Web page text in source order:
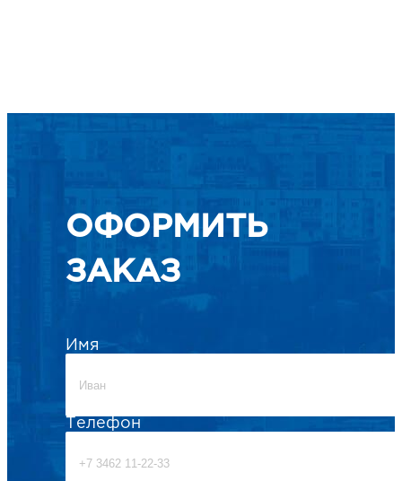
ОФОРМИТЬ
ЗАКАЗ
Имя
Телефон